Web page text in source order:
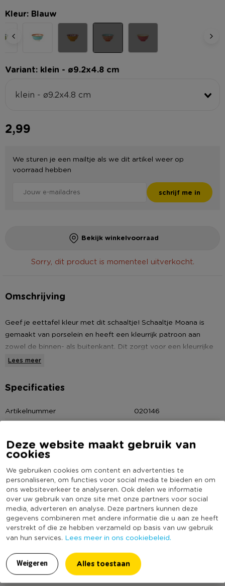
Deze website maakt gebruik van
cookies
We gebruiken cookies om content en advertenties te
personaliseren, om functies voor social media te bieden en om
ons websiteverkeer te analyseren. Ook delen we informatie
over uw gebruik van onze site met onze partners voor social
media, adverteren en analyse. Deze partners kunnen deze
gegevens combineren met andere informatie die u aan ze heeft
verstrekt of die ze hebben verzameld op basis van uw gebruik
van hun services. Lees meer in ons cookiebeleid.
Weigeren Alles toestaan
Kleur: Blauw
Variant: klein - ø9.2x4.8 cm
klein - ø9.2x4.8 cm
2,99
We sturen je een mailtje als we dit artikel weer op
voorraad hebben
schrijf me in
Bekijk winkelvoorraad
Sorry, dit product is momenteel uitverkocht.
Omschrijving
Geef je eettafel kleur met dit schaaltje! Schaaltje Moana is
gemaakt van porselein en heeft een kleurrijk patroon aan
zowel de binnen- als buitenkant. Dit zorgt voor een kleurrijke
eettafel of borrelplank. Het schaaltje heeft een diameter van
gebruiken voor het serveren van nootjes, chips of sausjes. Het
schaaltje is vaatwasser- en magnetronbestendig.
Tip:Mix en match met de andere kleuren schaaltjes voor
Lees meer
Specificaties
Artikelnummer
020146
Materiaal
Porselein
Diameter (cm)
Producthoogte (cm)
4,8
Kleur
Blauw
Print
Figuren
Vorm
Rond
Serie
Binnenstebuiten
Vaatwasmachine bestendig
Ja
Geschikt voor magnetron
Ja